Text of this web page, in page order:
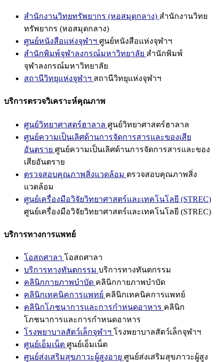
สำนักงานวิทยทรัพยากร (หอสมุดกลาง) สำนักงานวิทย
ทรัพยากร (หอสมุดกลาง)
ศูนย์หนังสือแห่งจุฬาฯ ศูนย์หนังสือแห่งจุฬาฯ
สำนักพิมพ์จุฬาลงกรณ์มหาวิทยาลัย สำนักพิมพ์
จุฬาลงกรณ์มหาวิทยาลัย
สถานีวิทยุแห่งจุฬาฯ สถานีวิทยุแห่งจุฬาฯ
บริการตรวจวิเคราะห์คุณภาพ
ศูนย์วิทยาศาสตร์ฮาลาล ศูนย์วิทยาศาสตร์ฮาลาล
ศูนย์ความเป็นเลิศด้านการจัดการสารและของเสีย
อันตราย ศูนย์ความเป็นเลิศด้านการจัดการสารและของ
เสียอันตราย
ตรวจสอบคุณภาพสิ่งแวดล้อม ตรวจสอบคุณภาพสิ่ง
แวดล้อม
ศูนย์เครื่องมือวิจัยวิทยาศาสตร์และเทคโนโลยี (STREC)
ศูนย์เครื่องมือวิจัยวิทยาศาสตร์และเทคโนโลยี (STREC)
บริการทางการแพทย์
โอสถศาลา โอสถศาลา
บริการทางทันตกรรม บริการทางทันตกรรม
คลินิกกายภาพบำบัด คลินิกกายภาพบำบัด
คลินิกเทคนิคการแพทย์ คลินิกเทคนิคการแพทย์
คลินิกโภชนาการและการกำหนดอาหาร คลินิก
โภชนาการและการกำหนดอาหาร
โรงพยาบาลสัตว์เล็กจุฬาฯ โรงพยาบาลสัตว์เล็กจุฬาฯ
ศูนย์เอ็มเน็ต ศูนย์เอ็มเน็ต
ศูนย์ส่งเสริมสุขภาวะผู้สูงอายุ ศูนย์ส่งเสริมสุขภาวะผู้สูง